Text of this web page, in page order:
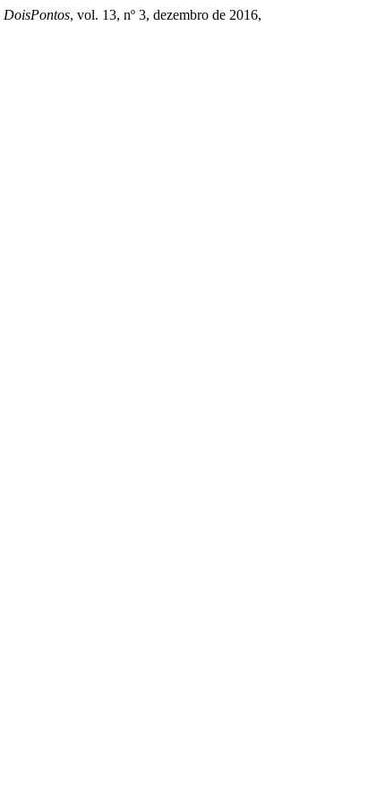
DoisPontos, vol. 13, nº 3, dezembro de 2016,